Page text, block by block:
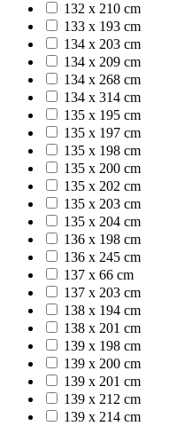
132 x 210 cm
133 x 193 cm
134 x 203 cm
134 x 209 cm
134 x 268 cm
134 x 314 cm
135 x 195 cm
135 x 197 cm
135 x 198 cm
135 x 200 cm
135 x 202 cm
135 x 203 cm
135 x 204 cm
136 x 198 cm
136 x 245 cm
137 x 66 cm
137 x 203 cm
138 x 194 cm
138 x 201 cm
139 x 198 cm
139 x 200 cm
139 x 201 cm
139 x 212 cm
139 x 214 cm